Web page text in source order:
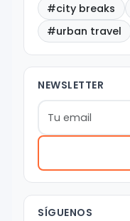
#city breaks
#urban travel
NEWSLETTER
SÍGUENOS